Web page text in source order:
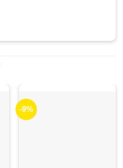
-9%